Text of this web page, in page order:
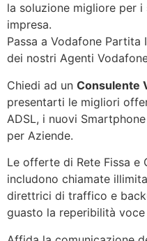
la soluzione migliore per
impresa.
Passa a Vodafone
dei nostri Agenti
Chiedi ad un Consulente
presentarti le migliori
ADSL, i nuovi
per Aziende.
Le offerte di Rete Fissa e
includono chiamate
direttrici di traffico e
guasto la reperibilità